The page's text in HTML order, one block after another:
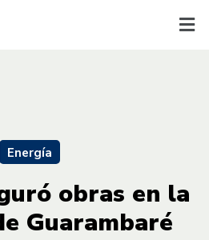
Energía
obras en la
Guarambaré